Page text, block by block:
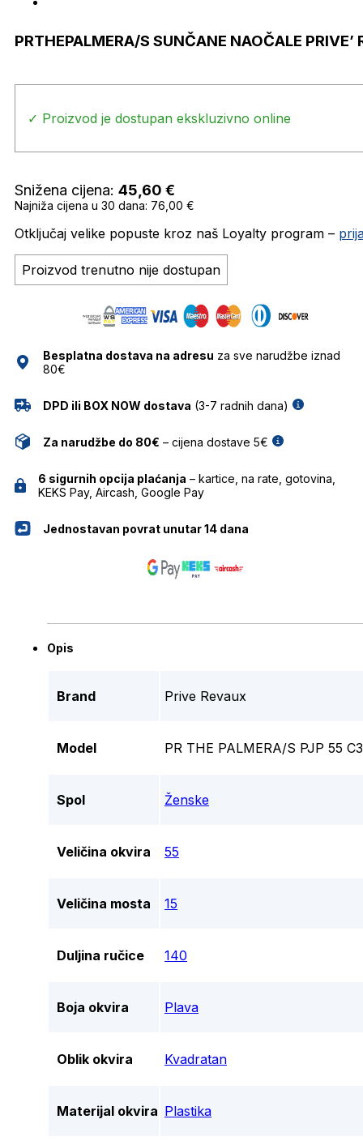
PRTHEPALMERA/S SUNČANE NAOČALE PRIVE’
✓ Proizvod je dostupan ekskluzivno online
Snižena cijena: 45,60 €
Najniža cijena u 30 dana: 76,00 €
Otključaj velike popuste kroz naš Loyalty program –
Proizvod trenutno nije dostupan
Besplatna dostava na adresu za sve narudžbe iznad
80€
DPD ili BOX NOW dostava (3-7 radnih dana)
Za narudžbe do 80€ – cijena dostave 5€
6 sigurnih opcija plaćanja – kartice, na rate, gotovina,
KEKS Pay, Aircash, Google Pay
Jednostavan povrat unutar 14 dana
Opis
Brand Prive Revaux
Model PR THE PALMERA/S PJP 55
Spol Ženske
Veličina okvira 55
Veličina mosta 15
Duljina ručice 140
Boja okvira Plava
Oblik okvira Kvadratan
Materijal okvira Plastika